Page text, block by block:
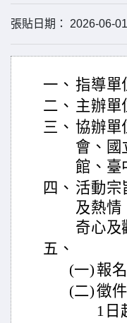
張貼日期： 2026-06-
一、 指導單
二、 主辦單
三、 協辦單
會、國
館、臺
四、 活動宗
及熱情
奇心及
五、
(一) 報
(二)徵
1日